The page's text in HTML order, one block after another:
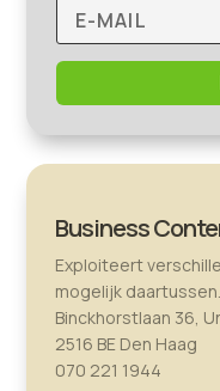
Business
Exploiteert
mogelijk daartussen.
Binckhorstlaan 36,
2516 BE Den Haag
070 221 1944